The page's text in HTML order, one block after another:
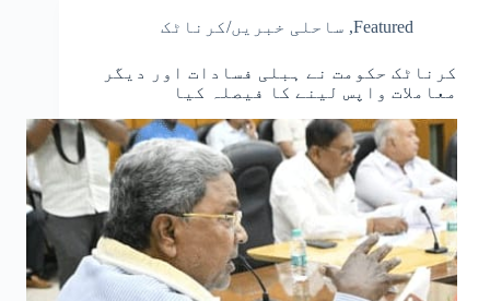
Featured
, ساحلی خبریں/کرناٹک
کرناٹک حکومت نے ہبلی فسادات اور دیگر
معاملات واپس لینے کا فیصلہ کیا